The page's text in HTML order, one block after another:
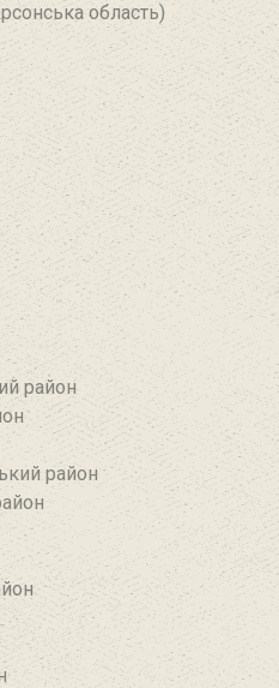
область)
район
район‎